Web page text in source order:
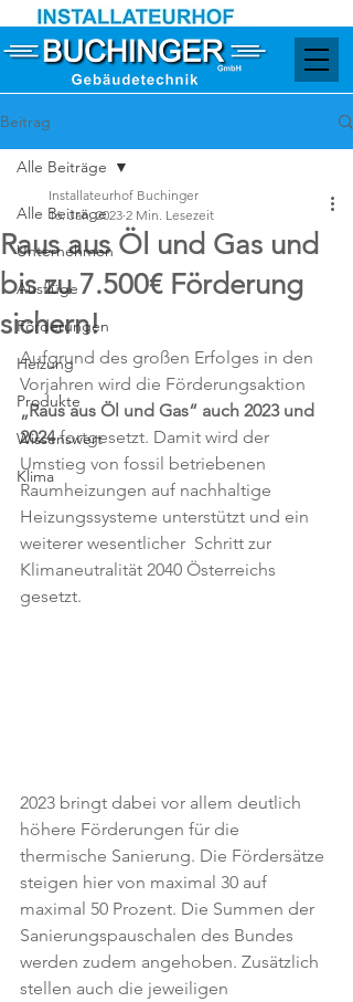
Beitrag
Alle Beiträge
Unternehmen
Ausflüge
Förderungen
Heizung
Produkte
Wissenswert
Klima
Alle Beiträge
Raus aus Öl und Gas und
bis zu 7.500€ Förderung
sichern!
Installateurhof Buchinger
16. Jan. 2023 2 Min. Lesezeit
Aufgrund des großen Erfolges in den
Vorjahren wird die Förderungsaktion
„Raus aus Öl und Gas“ auch 2023 und
2024 fortgesetzt. Damit wird der
Umstieg von fossil betriebenen
Raumheizungen auf nachhaltige
Heizungssysteme unterstützt und ein
weiterer wesentlicher  Schritt zur
Klimaneutralität 2040 Österreichs
gesetzt.
2023 bringt dabei vor allem deutlich
höhere Förderungen für die
thermische Sanierung. Die Fördersätze
steigen hier von maximal 30 auf
maximal 50 Prozent. Die Summen der
Sanierungspauschalen des Bundes
werden zudem angehoben. Zusätzlich
stellen auch die jeweiligen